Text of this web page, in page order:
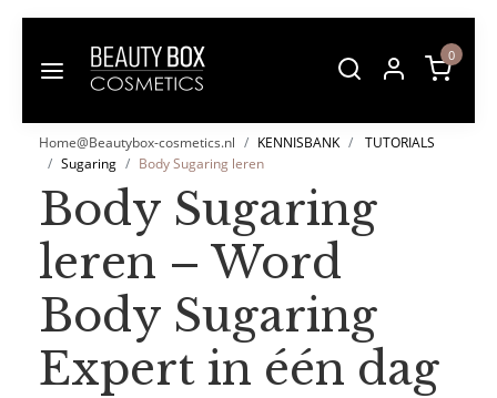
0
Home@Beautybox-cosmetics.nl KENNISBANK
TUTORIALS
Sugaring
Body Sugaring leren
Body Sugaring
leren – Word
Body Sugaring
Expert in één dag